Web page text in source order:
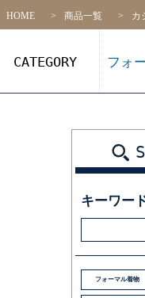
未来プロジェクト
フォトスタジオ&振袖レ
アプリ会員契約約款（会
メディア情報
社員インタビュー
HOME 商品一覧 カ
CATEGORY フォ
キーワー
フォーマル着物